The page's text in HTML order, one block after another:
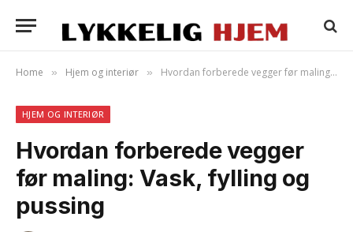
Home » Hjem og interiør » Hvordan forberede vegger før maling: Vask, fylling og pussing
HJEM OG INTERIØR
Hvordan forberede vegger
før maling: Vask, fylling og
pussing